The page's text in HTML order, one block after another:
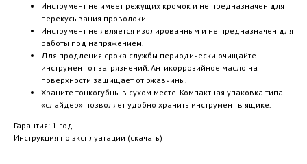
Инструмент не имеет режущих кромок и не предназначен для
перекусывания проволоки.
Инструмент не является изолированным и не предназначен для
работы под напряжением.
Для продления срока службы периодически очищайте
инструмент от загрязнений. Антикоррозийное масло на
поверхности защищает от ржавчины.
Храните тонкогубцы в сухом месте. Компактная упаковка типа
«слайдер» позволяет удобно хранить инструмент в ящике.
Гарантия: 1 год
Инструкция по эксплуатации (скачать)